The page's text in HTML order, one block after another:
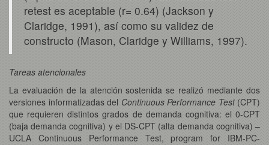
retest es aceptable (r= 0.64) (Jackson y
Claridge, 1991), así como su validez de
constructo (Mason, Claridge y Williams, 1997).
Tareas atencionales
La evaluación de la atención sostenida se realizó mediante dos
versiones informatizadas del Continuous Performance Test (CPT)
que requieren distintos grados de demanda cognitiva: el 0-CPT
(baja demanda cognitiva) y el DS-CPT (alta demanda cognitiva) –
UCLA Continuous Performance Test, program for IBM-PC-